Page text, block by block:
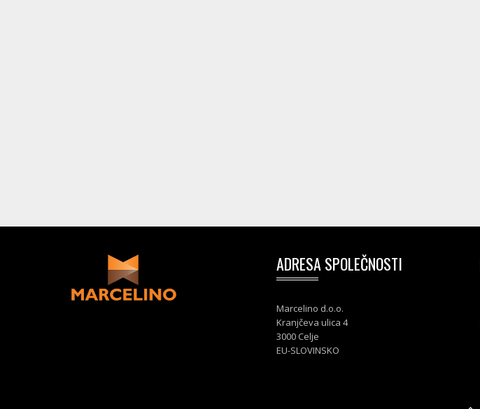
ADRESA SPOLEČNOSTI
Marcelino d.o.o.
Kranjčeva ulica 4
3000 Celje
EU-SLOVINSKO